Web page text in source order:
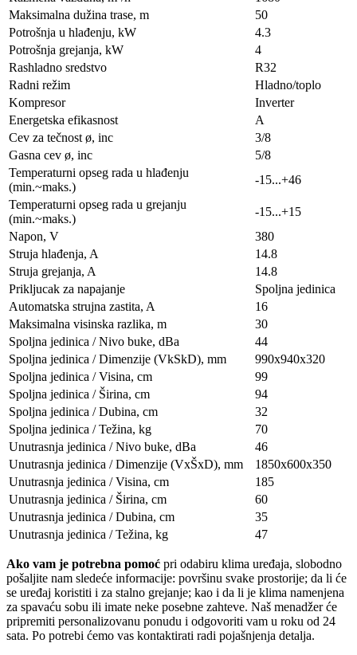
Maksimalna dužina trase, m
50
Potrošnja u hlađenju, kW
4.3
Potrošnja grejanja, kW
4
Rashladno sredstvo
R32
Radni režim
Hladno/toplo
Kompresor
Inverter
Energetska efikasnost
A
Cev za tečnost ø, inc
3/8
Gasna cev ø, inc
5/8
Temperaturni opseg rada u hlađenju
(min.~maks.)
-15...+46
Temperaturni opseg rada u grejanju
(min.~maks.)
-15...+15
Napon, V
380
Struja hlađenja, A
14.8
Struja grejanja, A
14.8
Prikljucak za napajanje
Spoljna jedinica
Automatska strujna zastita, A
16
Maksimalna visinska razlika, m
30
Spoljna jedinica / Nivo buke, dBa
44
Spoljna jedinica / Dimenzije (VkSkD), mm
990x940x320
Spoljna jedinica / Visina, сm
99
Spoljna jedinica / Širina, сm
94
Spoljna jedinica / Dubina, сm
32
Spoljna jedinica / Težina, kg
70
Unutrasnja jedinica / Nivo buke, dBa
46
Unutrasnja jedinica / Dimenzije (VxŠxD), mm
1850х600х350
Unutrasnja jedinica / Visina, сm
185
Unutrasnja jedinica / Širina, сm
60
Unutrasnja jedinica / Dubina, сm
35
Unutrasnja jedinica / Težina, kg
47
Ako vam je potrebna pomoć pri odabiru klima uređaja, slobodno
pošaljite nam sledeće informacije: površinu svake prostorije; da li će
se uređaj koristiti i za stalno grejanje; kao i da li je klima namenjena
za spavaću sobu ili imate neke posebne zahteve. Naš menadžer će
pripremiti personalizovanu ponudu i odgovoriti vam u roku od 24
sata. Po potrebi ćemo vas kontaktirati radi pojašnjenja detalja.